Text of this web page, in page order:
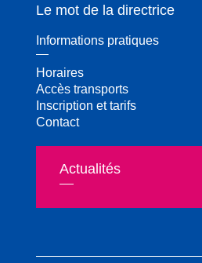
Le mot de la directrice
Informations pratiques
Horaires
Accès transports
Inscription et tarifs
Contact
Actualités